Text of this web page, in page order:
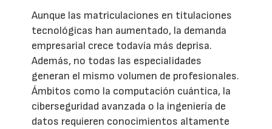
Aunque las matriculaciones en titulaciones
tecnológicas han aumentado, la demanda
empresarial crece todavía más deprisa.
Además, no todas las especialidades
generan el mismo volumen de profesionales.
Ámbitos como la computación cuántica, la
ciberseguridad avanzada o la ingeniería de
datos requieren conocimientos altamente